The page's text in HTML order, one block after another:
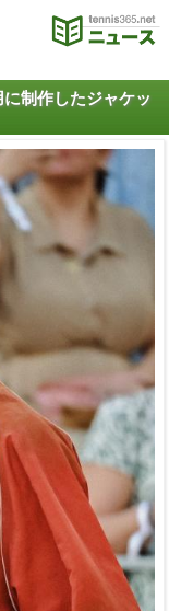
制作したジャケッ